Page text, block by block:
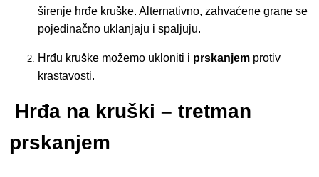
širenje hrđe kruške. Alternativno, zahvaćene grane se
pojedinačno uklanjaju i spaljuju.
Hrđu kruške možemo ukloniti i prskanjem protiv
krastavosti.
Hrđa na kruški – tretman
prskanjem